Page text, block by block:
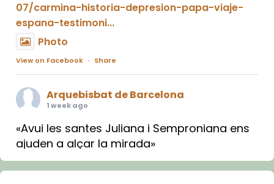
07/carmina-historia-depresion-papa-viaje-
espana-testimoni...
Photo
View on Facebook · Share
Arquebisbat de Barcelona
1 week ago
«Avui les santes Juliana i Semproniana ens
ajuden a alçar la mirada»
Mons. Sergi Gordo, bisbe de Tortosa, ha